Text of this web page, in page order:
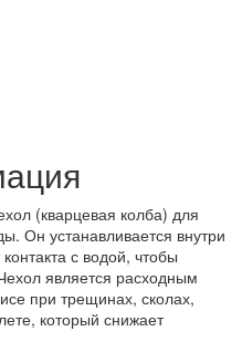
(кварцевая колба) для
Он устанавливается внутри
с водой, чтобы
является расходным
при трещинах, сколах,
который снижает